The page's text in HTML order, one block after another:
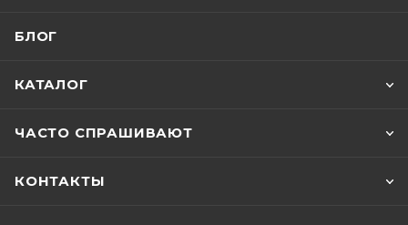
БЛОГ
КАТАЛОГ
ЧАСТО СПРАШИВАЮТ
КОНТАКТЫ